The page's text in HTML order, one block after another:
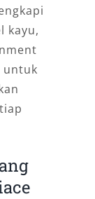
kayu,
untuk